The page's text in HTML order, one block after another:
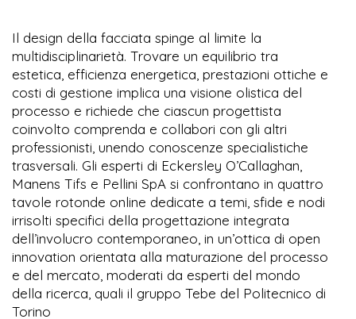
Il design della facciata spinge al limite la
multidisciplinarietà. Trovare un equilibrio tra
estetica, efficienza energetica, prestazioni ottiche e
costi di gestione implica una visione olistica del
processo e richiede che ciascun progettista
coinvolto comprenda e collabori con gli altri
professionisti, unendo conoscenze specialistiche
trasversali. Gli esperti di Eckersley O’Callaghan,
Manens Tifs e Pellini SpA si confrontano in quattro
tavole rotonde online dedicate a temi, sfide e nodi
irrisolti specifici della progettazione integrata
dell’involucro contemporaneo, in un’ottica di open
innovation orientata alla maturazione del processo
e del mercato, moderati da esperti del mondo
della ricerca, quali il gruppo Tebe del Politecnico di
Torino